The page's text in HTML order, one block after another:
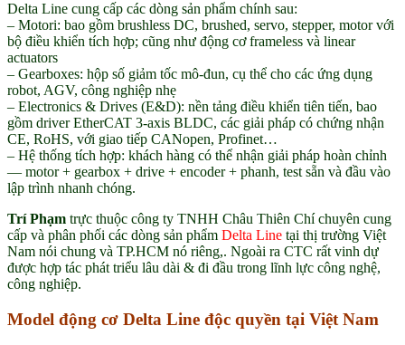
Delta Line cung cấp các dòng sản phẩm chính sau:
– Motori: bao gồm brushless DC, brushed, servo, stepper, motor với
bộ điều khiển tích hợp; cũng như động cơ frameless và linear
actuators
– Gearboxes: hộp số giảm tốc mô-đun, cụ thể cho các ứng dụng
robot, AGV, công nghiệp nhẹ
– Electronics & Drives (E&D): nền tảng điều khiển tiên tiến, bao
gồm driver EtherCAT 3-axis BLDC, các giải pháp có chứng nhận
CE, RoHS, với giao tiếp CANopen, Profinet…
– Hệ thống tích hợp: khách hàng có thể nhận giải pháp hoàn chỉnh
— motor + gearbox + drive + encoder + phanh, test sẵn và đầu vào
lập trình nhanh chóng.
Trí Phạm trực thuộc công ty TNHH Châu Thiên Chí chuyên cung
cấp và phân phối các dòng sản phẩm Delta Line tại thị trường Việt
Nam nói chung và TP.HCM nó riêng,. Ngoài ra CTC rất vinh dự
được hợp tác phát triểu lâu dài & đi đầu trong lĩnh lực công nghệ,
công nghiệp.
Model động cơ Delta Line độc quyền tại Việt Nam